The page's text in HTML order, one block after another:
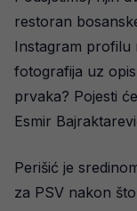
restoran
Instagram profilu
fotografija uz
prvaka? Pojesti
Esmir
Perišić je
za PSV nakon